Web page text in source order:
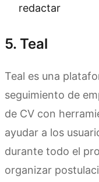
redactar
5. Teal
Teal es una
seguimiento de
de CV con
ayudar a los
durante todo el
organizar